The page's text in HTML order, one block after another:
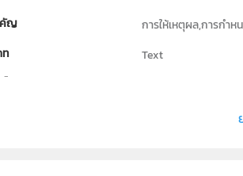
คัญ
การให้เหตุผล,การกำ
ท
Text